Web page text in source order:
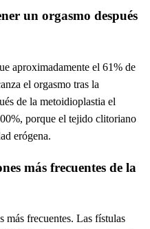
un orgasmo después
aproximadamente el 61% de
el orgasmo tras la
de la metoidioplastia el
porque el tejido clitoriano
erógena.
más frecuentes de la
más frecuentes. Las fístulas